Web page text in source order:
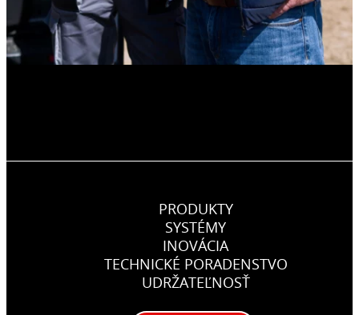
PRODUKTY
SYSTÉMY
INOVÁCIA
TECHNICKÉ PORADENSTVO
UDRŽATEĽNOSŤ